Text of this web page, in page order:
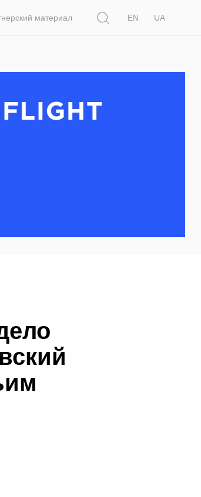
материал
EN
UA